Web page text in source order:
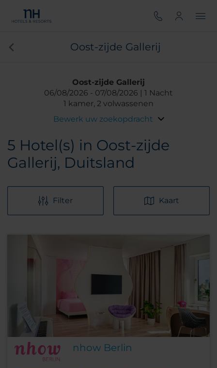
Oost-zijde Gallerij
Oost-zijde Gallerij
06/08/2026
07/08/2026
1 Nacht
1 kamer, 2 volwassenen
Bewerk uw zoekopdracht
5 Hotel(s) in Oost-zijde
Gallerij, Duitsland
Filter Kaart
nhow Berlin